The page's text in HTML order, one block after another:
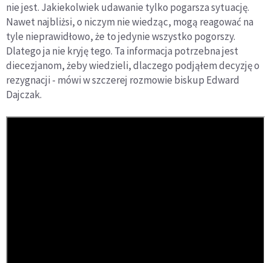
nie jest. Jakiekolwiek udawanie tylko pogarsza sytuację.
Nawet najbliżsi, o niczym nie wiedząc, mogą reagować na
tyle nieprawidłowo, że to jedynie wszystko pogorszy.
Dlatego ja nie kryję tego. Ta informacja potrzebna jest
diecezjanom, żeby wiedzieli, dlaczego podjąłem decyzję o
rezygnacji - mówi w szczerej rozmowie biskup Edward
Dajczak.